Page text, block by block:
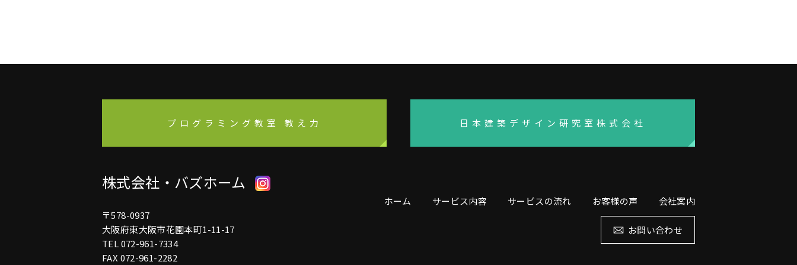
プログラミング教室 教え力 日本建築デザイン研究室株式会社
株式会社・バズホーム
〒578-0937
大阪府東大阪市花園本町1-11-17
TEL072-961-7334
FAX 072-961-2282
ホーム サービス内容 サービスの流れ お客様の声 会社案内
お問い合わせ